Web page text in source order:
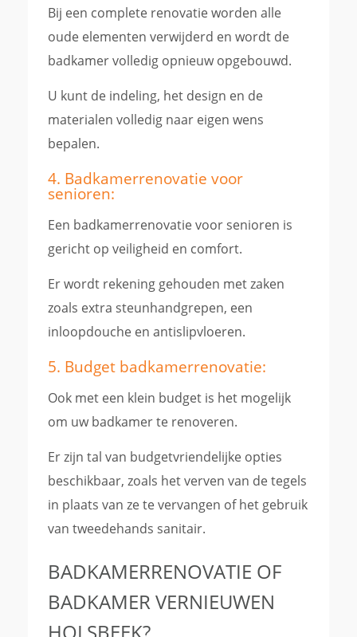
Bij een complete renovatie worden alle
oude elementen verwijderd en wordt de
badkamer volledig opnieuw opgebouwd.
U kunt de indeling, het design en de
materialen volledig naar eigen wens
bepalen.
4. Badkamerrenovatie voor
senioren:
Een badkamerrenovatie voor senioren is
gericht op veiligheid en comfort.
Er wordt rekening gehouden met zaken
zoals extra steunhandgrepen, een
inloopdouche en antislipvloeren.
5. Budget badkamerrenovatie:
Ook met een klein budget is het mogelijk
om uw badkamer te renoveren.
Er zijn tal van budgetvriendelijke opties
beschikbaar, zoals het verven van de tegels
in plaats van ze te vervangen of het gebruik
van tweedehands sanitair.
BADKAMERRENOVATIE OF
BADKAMER VERNIEUWEN